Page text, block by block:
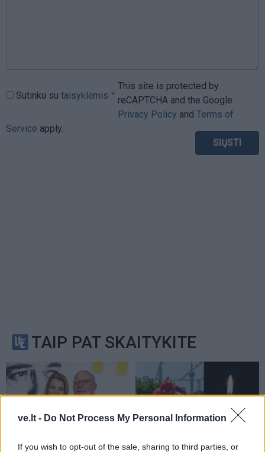
ve.lt - Do Not Process My Personal Information
If you wish to opt-out of the sale, sharing to third parties, or
Sutinku su taisyklėmis
This site is protected by
reCAPTCHA and the Google
Privacy Policy and Terms of
Service apply.
TAIP PAT SKAITYKITE
Žmonės Žmonės